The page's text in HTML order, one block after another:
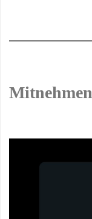
Mitnehmen